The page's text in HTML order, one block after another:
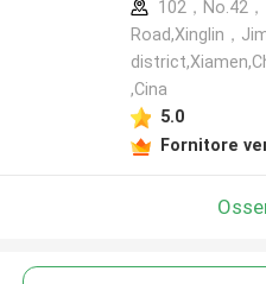
102，No.42
Road,Xinglin，
,Cina
5.0
Fornitore